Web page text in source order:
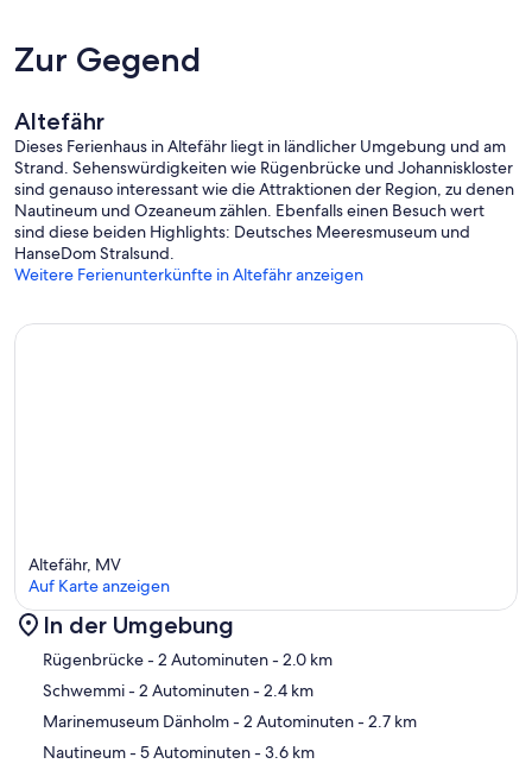
Zur Gegend
Altefähr
Dieses Ferienhaus in Altefähr liegt in ländlicher Umgebung und am
Strand. Sehenswürdigkeiten wie Rügenbrücke und Johanniskloster
sind genauso interessant wie die Attraktionen der Region, zu denen
Nautineum und Ozeaneum zählen. Ebenfalls einen Besuch wert
sind diese beiden Highlights: Deutsches Meeresmuseum und
HanseDom Stralsund.
Weitere Ferienunterkünfte in Altefähr anzeigen
Karte
Altefähr, MV
Auf Karte anzeigen
In der Umgebung
Rügenbrücke- 2 Autominuten- 2.0 km
Schwemmi- 2 Autominuten- 2.4 km
Marinemuseum Dänholm- 2 Autominuten- 2.7 km
Nautineum- 5 Autominuten- 3.6 km